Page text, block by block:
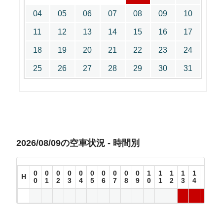
04 05 06 07 08 09 10
11 12 13 14 15 16 17
18 19 20 21 22 23 24
25 26 27 28 29 30 31
2026/08/09の空車状況 - 時間別
H
0
0
0
1
0
2
0
3
0
4
0
5
0
6
0
7
0
8
0
9
1
0
1
1
1
2
1
3
1
4
1
5